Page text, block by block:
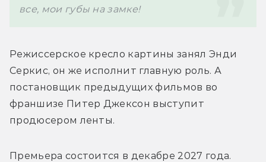
все, мои губы на замке!
Режиссерское кресло картины занял Энди
Серкис, он же исполнит главную роль. А
постановщик предыдущих фильмов во
франшизе Питер Джексон выступит
продюсером ленты.
Премьера состоится в декабре 2027 года.